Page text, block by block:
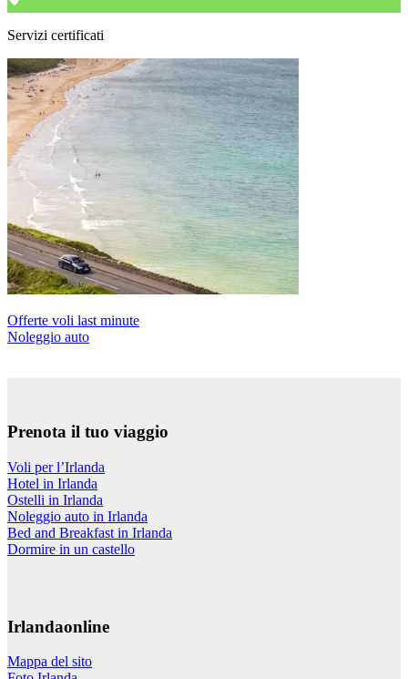
Servizi certificati
Offerte voli last minute
Noleggio auto
Prenota il tuo viaggio
Voli per l’Irlanda
Hotel in Irlanda
Ostelli in Irlanda
Noleggio auto in Irlanda
Bed and Breakfast in Irlanda
Dormire in un castello
Irlandaonline
Mappa del sito